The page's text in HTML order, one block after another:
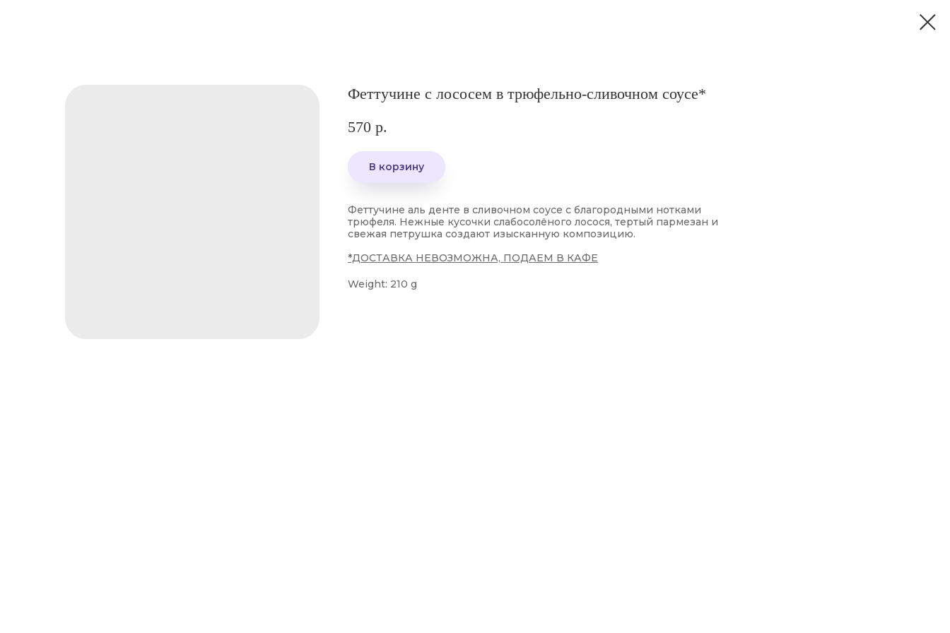
Феттучине с лососем в трюфельно-сливочном соусе*
570 р.
В корзину
Феттучине аль денте в сливочном соусе с благородными нотками
трюфеля. Нежные кусочки слабосолёного лосося, тертый пармезан и
свежая петрушка создают изысканную композицию.
*ДОСТАВКА НЕВОЗМОЖНА, ПОДАЕМ В КАФЕ
Weight: 210 g